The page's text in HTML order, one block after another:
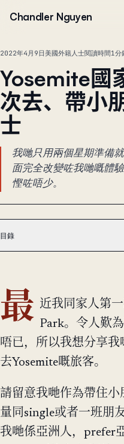
Chandler Nguyen
2022年4月9日美國外籍人士閱讀時間1分
Yosemite國
次去、帶小
士
我哋只用兩個星期準備
面完全改變咗我哋嘅體
慳咗唔少。
目錄
最 近我同家人第
Park。令人歎
唔已，所以我想分享
去Yosemite嘅旅客。
請留意我哋作為帶住
量同single或者一班朋
我哋係亞洲人，prefer